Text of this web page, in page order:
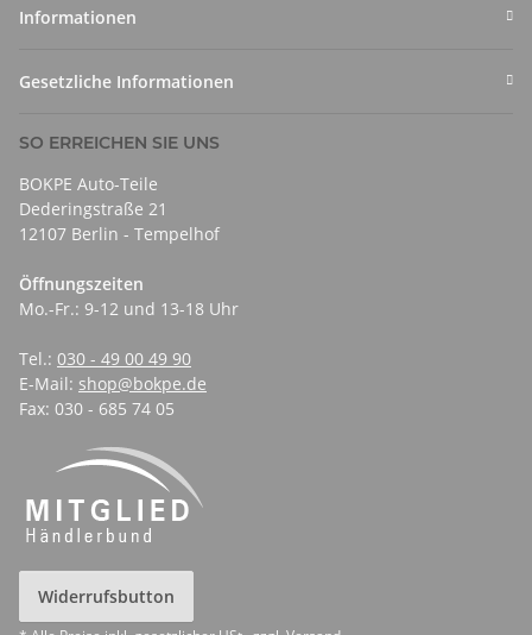
Informationen
Gesetzliche Informationen
SO ERREICHEN SIE UNS
BOKPE Auto-Teile
Dederingstraße 21
12107 Berlin - Tempelhof
Öffnungszeiten
Mo.-Fr.: 9-12 und 13-18 Uhr
Tel.: 030 - 49 00 49 90
E-Mail: shop@bokpe.de
Fax: 030 - 685 74 05
Widerrufsbutton